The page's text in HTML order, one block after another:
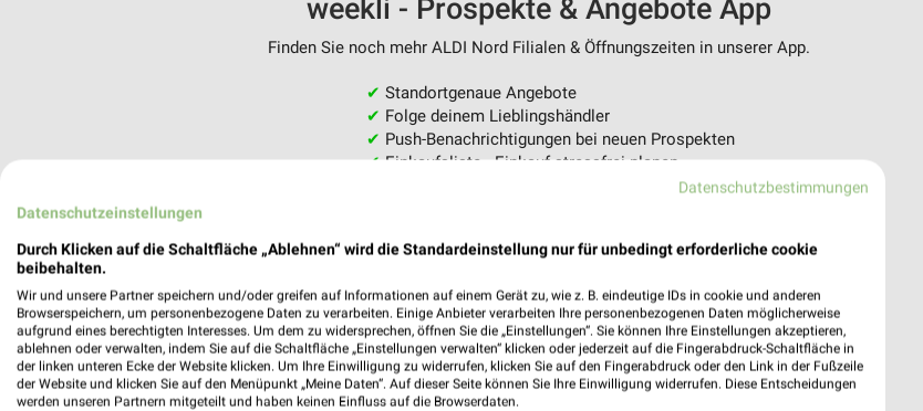
weekli - Prospekte & Angebote App
Finden Sie noch mehr ALDI Nord Filialen & Öffnungszeiten in unserer App.
✔ Standortgenaue Angebote
✔ Folge deinem Lieblingshändler
✔ Push-Benachrichtigungen bei neuen Prospekten
✔Einkaufsliste - Einkauf stressfrei planen
Datenschutzbestimmungen
Datenschutzeinstellungen
Durch Klicken auf die Schaltfläche „Ablehnen“ wird die Standardeinstellung nur für unbedingt erforderliche cookie
beibehalten.
Wir und unsere Partner speichern und/oder greifen auf Informationen auf einem Gerät zu, wie z. B. eindeutige IDs in cookie und anderen
Browserspeichern, um personenbezogene Daten zu verarbeiten. Einige Anbieter verarbeiten Ihre personenbezogenen Daten möglicherweise
aufgrund eines berechtigten Interesses. Um dem zu widersprechen, öffnen Sie die „Einstellungen“. Sie können Ihre Einstellungen akzeptieren,
ablehnen oder verwalten, indem Sie auf die Schaltfläche „Einstellungen verwalten“ klicken oder jederzeit auf die Fingerabdruck-Schaltfläche in
der linken unteren Ecke der Website klicken. Um Ihre Einwilligung zu widerrufen, klicken Sie auf den Fingerabdruck oder den Link in der Fußzeile
der Website und klicken Sie auf den Menüpunkt „Meine Daten“. Auf dieser Seite können Sie Ihre Einwilligung widerrufen. Diese Entscheidungen
werden unseren Partnern mitgeteilt und haben keinen Einfluss auf die Browserdaten.